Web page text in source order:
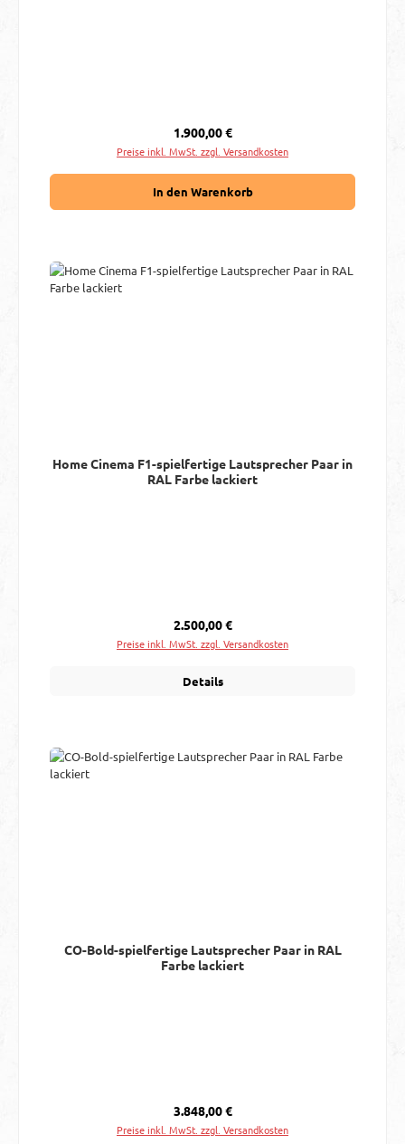
Regulärer Preis:
1.900,00 €
Preise inkl. MwSt. zzgl. Versandkosten
In den Warenkorb
Home Cinema F1-spielfertige Lautsprecher Paar in
RAL Farbe lackiert
Regulärer Preis:
2.500,00 €
Preise inkl. MwSt. zzgl. Versandkosten
Details
CO-Bold-spielfertige Lautsprecher Paar in RAL
Farbe lackiert
Regulärer Preis:
3.848,00 €
Preise inkl. MwSt. zzgl. Versandkosten